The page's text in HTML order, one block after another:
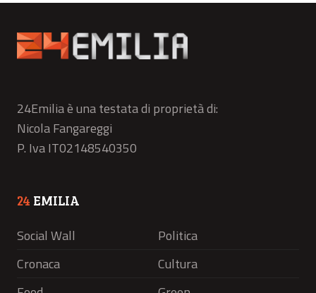
24Emilia è una testata di proprietà di:
Nicola Fangareggi
P. Iva IT02148540350
24 EMILIA
Social Wall
Politica
Cronaca
Cultura